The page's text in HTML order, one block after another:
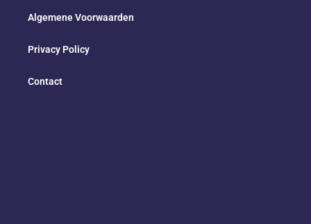
Algemene Voorwaarden
Privacy Policy
Contact